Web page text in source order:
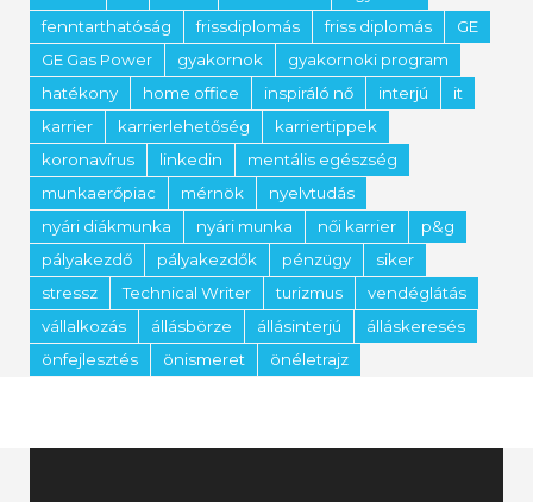
fenntarthatóság
frissdiplomás friss diplomás
GE
GE Gas Power
gyakornok
gyakornoki program
hatékony
home office inspiráló nő interjú
it
karrier
karrierlehetőség
karriertippek
koronavírus
linkedin
mentális egészség
munkaerőpiac
mérnök
nyelvtudás
nyári diákmunka
nyári munka női karrier
p&g
pályakezdő
pályakezdők pénzügy
siker
stressz
Technical Writer turizmus
vendéglátás
vállalkozás
állásbörze állásinterjú
álláskeresés
önfejlesztés
önismeret önéletrajz